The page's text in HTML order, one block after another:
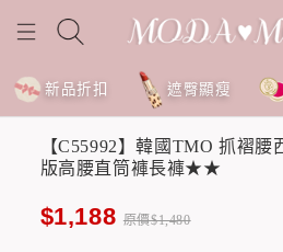
新品折扣 遮臀顯瘦
【C55992】韓國TMO 抓褶
版高腰直筒褲長褲★★
$1,188 原價$1,480